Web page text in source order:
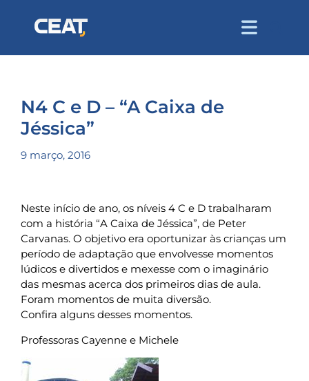
N4 C e D – “A Caixa de
Jéssica”
9 março, 2016
Neste início de ano, os níveis 4 C e D trabalharam
com a história “A Caixa de Jéssica”, de Peter
Carvanas. O objetivo era oportunizar às crianças um
período de adaptação que envolvesse momentos
lúdicos e divertidos e mexesse com o imaginário
das mesmas acerca dos primeiros dias de aula.
Foram momentos de muita diversão.
Confira alguns desses momentos.
Professoras Cayenne e Michele